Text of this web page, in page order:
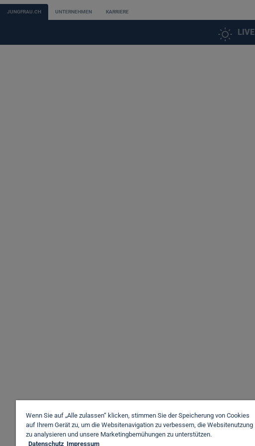
JUNGFRAU.CH UNTERNEHMEN KARRIERE
LIVE
Wenn Sie auf „Alle zulassen“ klicken, stimmen Sie der Speicherung von Cookies
auf Ihrem Gerät zu, um die Websitenavigation zu verbessern, die Websitenutzung
zu analysieren und unsere Marketingbemühungen zu unterstützen.
Datenschutz Impressum